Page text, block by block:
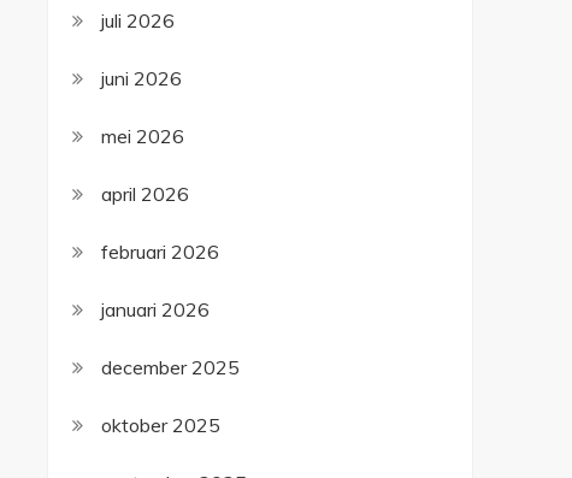
juli 2026
juni 2026
mei 2026
april 2026
februari 2026
januari 2026
december 2025
oktober 2025